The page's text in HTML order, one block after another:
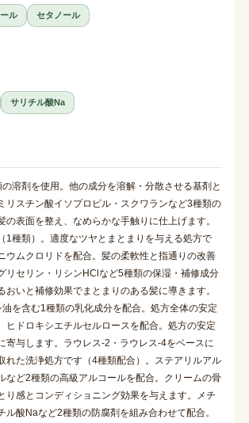
ル
セタノール
サリチル酸Na
溶剤を使用。他の成分を溶解・分散させる基剤と
リスチン酸イソプロピル・スクワランなど3種類の
の表面を整え、なめらかな手触りに仕上げます。
1種類）。適度なツヤとまとまりを与える処方で
ウムクロリドを配合。髪の柔軟性と指通りの改善
リセリン・リシンHClなど5種類の保湿・補修成分
おいと補修効果でまとまりのある髪に導きます。
を含む1種類の乳化成分を配合。処方全体の安定
ヒドロキシエチルセルロースを配合。処方の安定
寄与します。ラウレス-2・ラウレス-4をベースに
れた洗浄処方です（4種類配合）。ステアリルアル
など2種類の高級アルコールを配合。クリームの骨
り感とコンディショニング効果を与えます。メチ
ル酸Naなど2種類の防腐剤を組み合わせて配合。